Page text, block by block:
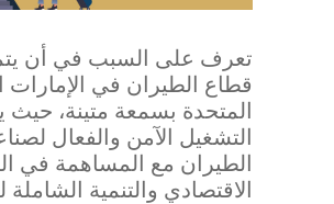
تعرف على السبب في أن
قطاع الطيران في الإمارات
المتحدة بسمعة متينة، حيث
التشغيل الآمن والفعال
الطيران مع المساهمة في
الاقتصادي والتنمية الشاملة